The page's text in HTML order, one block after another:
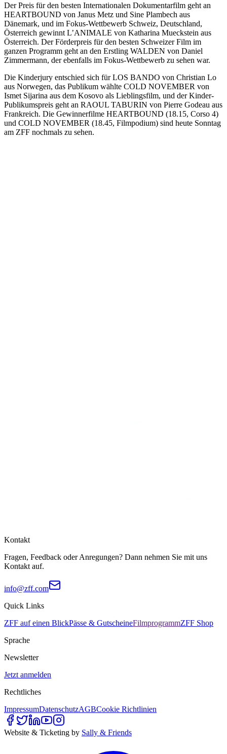
Der Preis für den besten Internationalen Dokumentarfilm geht an
HEARTBOUND von Janus Metz und Sine Plambech aus
Dänemark, und im Fokus-Wettbewerb Schweiz, Deutschland,
Österreich gewinnt L’ANIMALE von Katharina Mueckstein aus
Österreich. Der Förderpreis für den besten Schweizer Film im
ganzen Programm geht an den Erstling WALDEN von Daniel
Zimmermann, der ebenfalls im Fokus-Wettbewerb zu sehen war.
Die Kinderjury entschied sich für LOS BANDO von Christian Lo
aus Norwegen, das Publikum wählte COLD NOVEMBER von
Ismet Sijarina aus dem Kosovo als Lieblingsfilm, und der Kinder-
Publikumspreis geht an RAOUL TABURIN von Pierre Godeau aus
Frankreich. Die Gewinnerfilme HEARTBOUND (18.15, Corso 4)
und COLD NOVEMBER (18.45, Filmpodium) sind heute Sonntag
am ZFF nochmals zu sehen.
Kontakt
Fragen, Feedback oder Anregungen? Dann nehmen Sie mit uns
Kontakt auf.
info@zff.com
Quick Links
ZFF auf einen BlickPässe & GutscheineFilmprogrammZFF Shop
Sprache
Newsletter
Jetzt anmelden
Rechtliches
ImpressumDatenschutzAGBCookie Richtlinien
Website & Ticketing by Sally & Friends